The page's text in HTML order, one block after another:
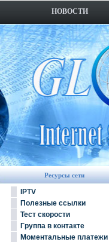
НОВОСТИ
Ресурсы сети
IPTV
Полезные ссылки
Тест скорости
Группа в контакте
Моментальные платежи